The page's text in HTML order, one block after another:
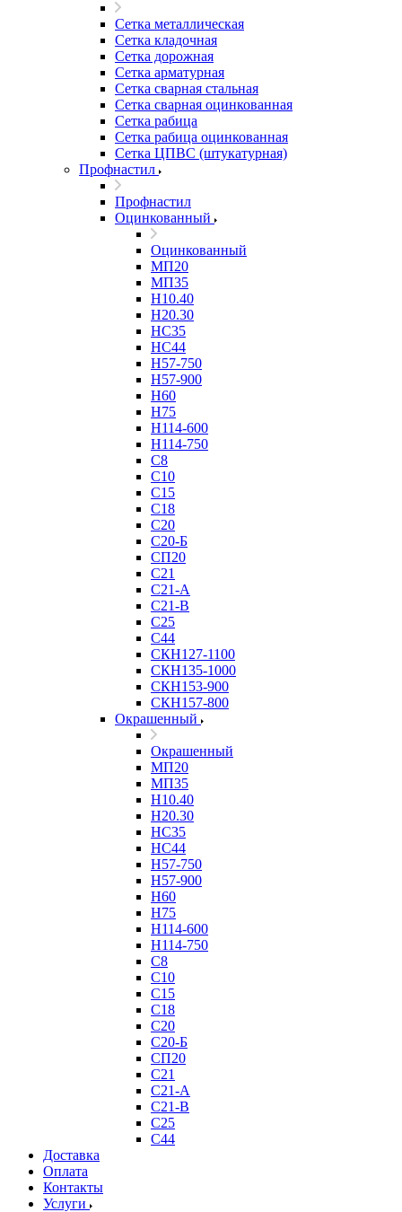
Сетка металлическая
Сетка кладочная
Сетка дорожная
Сетка арматурная
Сетка сварная стальная
Сетка сварная оцинкованная
Сетка рабица
Сетка рабица оцинкованная
Сетка ЦПВС (штукатурная)
Профнастил
Профнастил
Оцинкованный
Оцинкованный
МП20
МП35
Н10.40
Н20.30
НС35
НС44
Н57-750
Н57-900
Н60
Н75
Н114-600
Н114-750
С8
С10
С15
С18
С20
С20-Б
СП20
С21
С21-А
С21-В
С25
С44
СКН127-1100
СКН135-1000
СКН153-900
СКН157-800
Окрашенный
Окрашенный
МП20
МП35
Н10.40
Н20.30
НС35
НС44
Н57-750
Н57-900
Н60
Н75
Н114-600
Н114-750
С8
С10
С15
С18
С20
С20-Б
СП20
С21
С21-А
С21-В
С25
С44
Доставка
Оплата
Контакты
Услуги